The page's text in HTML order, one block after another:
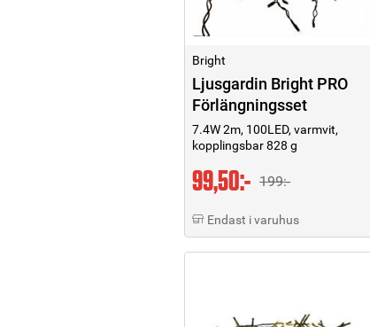
Bright
Ljusgardin Bright PRO
Förlängningsset
7.4W 2m, 100LED, varmvit,
kopplingsbar 828 g
99,50:- 199:-
Endast i varuhus